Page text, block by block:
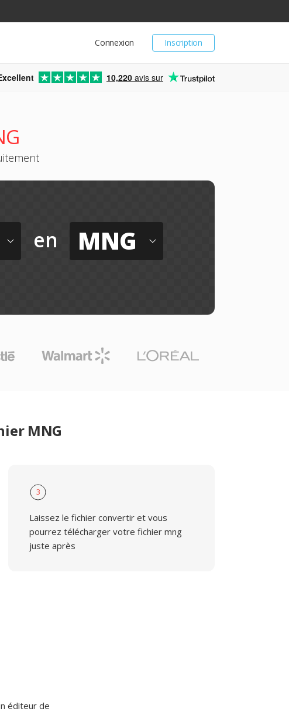
Inscription
Connexion
10,220 avis sur
en MNG
MNG
3
Laissez le fichier convertir et vous
pourrez télécharger votre fichier mng
juste après
éditeur de